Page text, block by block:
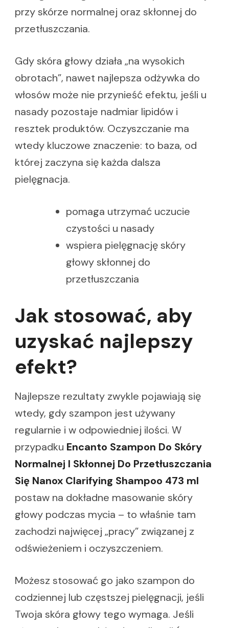
przy skórze normalnej oraz skłonnej do
przetłuszczania.
Gdy skóra głowy działa „na wysokich
obrotach”, nawet najlepsza odżywka do
włosów może nie przynieść efektu, jeśli u
nasady pozostaje nadmiar lipidów i
resztek produktów. Oczyszczanie ma
wtedy kluczowe znaczenie: to baza, od
której zaczyna się każda dalsza
pielęgnacja.
pomaga utrzymać uczucie
czystości u nasady
wspiera pielęgnację skóry
głowy skłonnej do
przetłuszczania
Jak stosować, aby
uzyskać najlepszy
efekt?
Najlepsze rezultaty zwykle pojawiają się
wtedy, gdy szampon jest używany
regularnie i w odpowiedniej ilości. W
przypadku Encanto Szampon Do Skóry
Normalnej I Skłonnej Do Przetłuszczania
Się Nanox Clarifying Shampoo 473 ml
postaw na dokładne masowanie skóry
głowy podczas mycia – to właśnie tam
zachodzi najwięcej „pracy” związanej z
odświeżeniem i oczyszczeniem.
Możesz stosować go jako szampon do
codziennej lub częstszej pielęgnacji, jeśli
Twoja skóra głowy tego wymaga. Jeśli